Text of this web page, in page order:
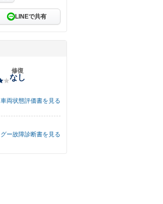
LINEで共有
修復
なし
車両状態評価書を見る
グー故障診断書を見る